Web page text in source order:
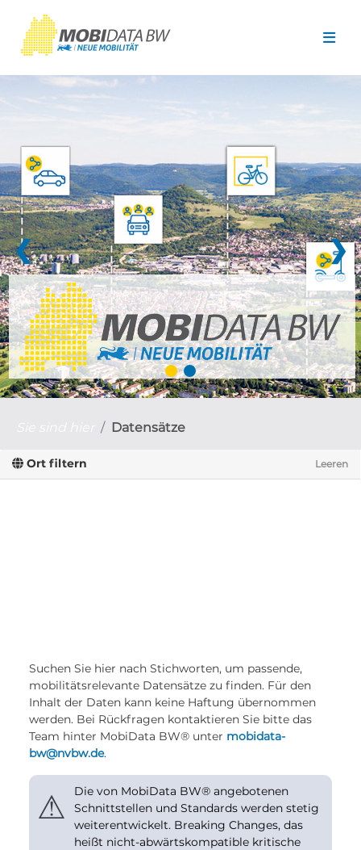
❮ ❯
Datensätze
Ort filtern Leeren
Suchen Sie hier nach Stichworten, um passende,
mobilitätsrelevante Datensätze zu finden. Für den
Inhalt der Daten kann keine Haftung übernommen
werden. Bei Rückfragen kontaktieren Sie bitte das
Team hinter MobiData BW® unter mobidata-
bw@nvbw.de.
⚠
Die von MobiData BW® angebotenen
Schnittstellen und Standards werden stetig
weiterentwickelt. Breaking Changes, das
heißt nicht-abwärtskompatible kritische